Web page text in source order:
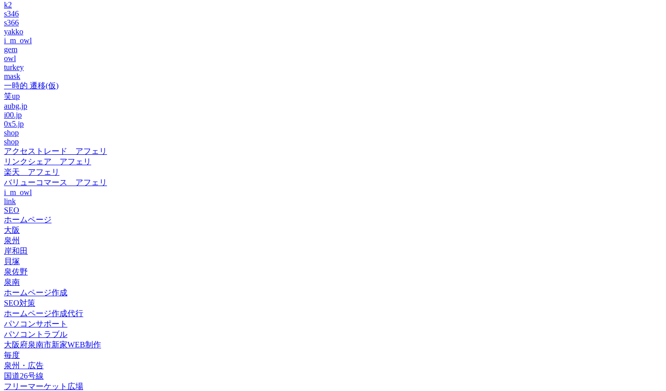
k2
s346
s366
yakko
i_m_owl
gem
owl
turkey
mask
一時的 遷移(仮)
笑up
aubg.jp
i00.jp
0x5.jp
shop
shop
アクセストレード アフェリ
リンクシェア アフェリ
楽天 アフェリ
バリューコマース アフェリ
i_m_owl
link
SEO
ホームページ
大阪
泉州
岸和田
貝塚
泉佐野
泉南
ホームページ作成
SEO対策
ホームページ作成代行
パソコンサポート
パソコントラブル
大阪府泉南市新家WEB制作
毎度
泉州・広告
国道26号線
フリーマーケット広場